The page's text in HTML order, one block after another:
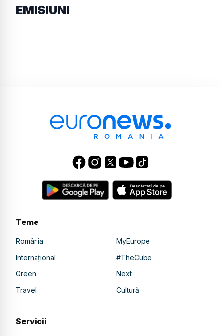
EMISIUNI
Teme
România
MyEurope
Internațional
#TheCube
Green
Next
Travel
Cultură
Servicii